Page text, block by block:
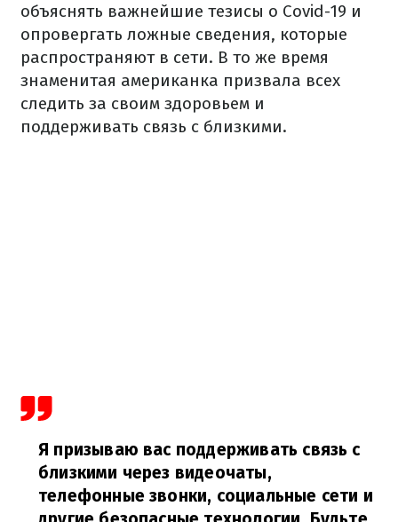
объяснять важнейшие тезисы о Covid-19 и
опровергать ложные сведения, которые
распространяют в сети. В то же время
знаменитая американка призвала всех
следить за своим здоровьем и
поддерживать связь с близкими.
Я призываю вас поддерживать связь с
близкими через видеочаты,
телефонные звонки, социальные сети и